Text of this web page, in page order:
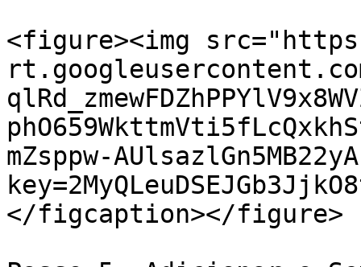
<figure><img
rt.googleusercontent.com/
mZsppw-
</figcaption></figure>